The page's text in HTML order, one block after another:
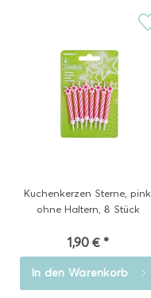
Kuchenkerzen Sterne, pink,
ohne Haltern, 8 Stück
1,90 € *
In den Warenkorb